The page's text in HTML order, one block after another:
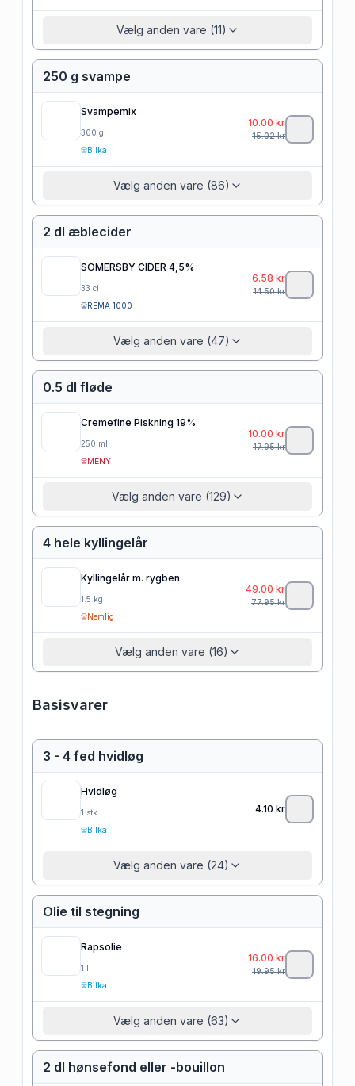
Vælg anden vare (11)
250 g svampe
Svampemix
300 g
Bilka
10.00 kr
15.02kr
Vælg anden vare (86)
2 dl æblecider
SOMERSBY CIDER 4,5%
33 cl
REMA 1000
6.58 kr
14.50kr
Vælg anden vare (47)
0.5 dl fløde
Cremefine Piskning 19%
250 ml
MENY
10.00 kr
17.95kr
Vælg anden vare (129)
4 hele kyllingelår
Kyllingelår m. rygben
1.5 kg
Nemlig
49.00 kr
77.95kr
Vælg anden vare (16)
Basisvarer
3 - 4 fed hvidløg
Hvidløg
1 stk
Bilka
4.10 kr
Vælg anden vare (24)
Olie til stegning
Rapsolie
1 l
Bilka
16.00 kr
19.95kr
Vælg anden vare (63)
2 dl hønsefond eller -bouillon